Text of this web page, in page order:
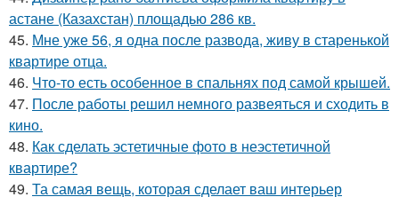
астане (Казахстан) площадью 286 кв.
45. Мне уже 56, я одна после развода, живу в старенькой
квартире отца.
46. Что-то есть особенное в спальнях под самой крышей.
47. После работы решил немного развеяться и сходить в
кино.
48. Как сделать эстетичные фото в неэстетичной
квартире?
49. Та самая вещь, которая сделает ваш интерьер